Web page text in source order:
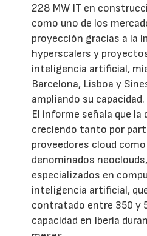
228 MW IT en
como uno de los
proyección gracias a la
hyperscalers y
inteligencia artificial,
Barcelona, Lisboa y
ampliando su capacidad.
El informe señala que la
creciendo tanto por
proveedores cloud
denominados
especializados en
inteligencia artificial,
contratado entre 350 y
capacidad en Iberia